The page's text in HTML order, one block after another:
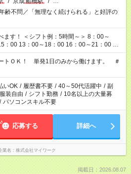
齢不問／「無理なく続けられる」と好評の
ます！ ＜シフト例：5時間～＞ 8：00～
：00 13：00～18：00 16：00～21：00 ＜
・10：00～19：00 ・13：00～22：00 ・
ど！是非ご希望をお聞かせください！
ートＯＫ！ 単発1日のみから働けます。 ＃
いOK / 履歴書不要 / 40～50代活躍中 / 副
服装自由 / シフト勤務 / 10名以上の大量募
/ パソコンスキル不要
応募する 詳細へ
業名 株式会社マイワーク
掲載日：2026.08.07